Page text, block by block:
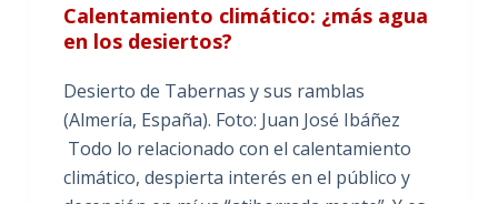
Calentamiento climático: ¿más agua
en los desiertos?
Desierto de Tabernas y sus ramblas
(Almería, España). Foto: Juan José Ibáñez
Todo lo relacionado con el calentamiento
climático, despierta interés en el público y